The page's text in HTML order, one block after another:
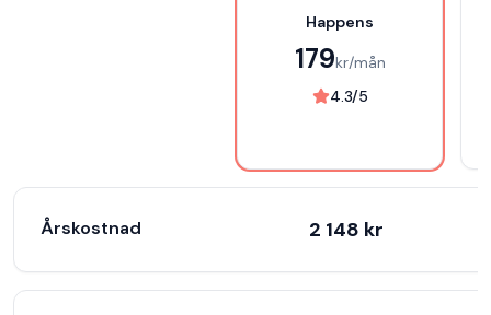
Happens
179kr/mån
4.3/5
Årskostnad 2 148 kr